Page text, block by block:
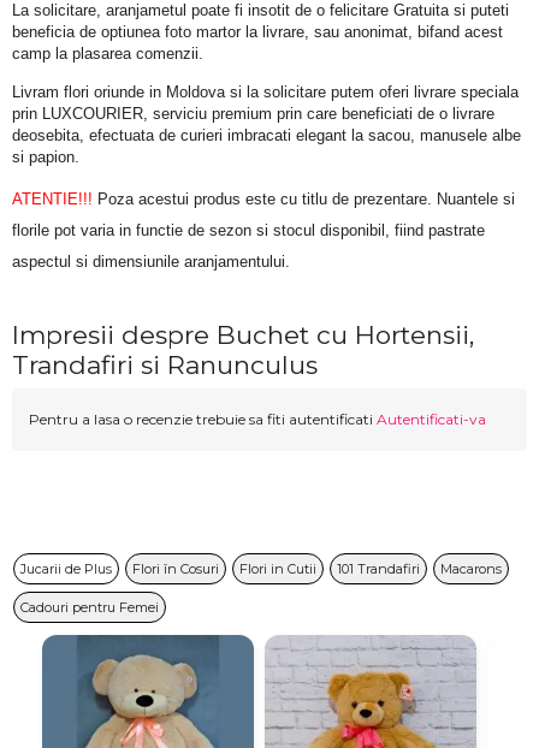
La solicitare, aranjametul poate fi insotit de o felicitare Gratuita si puteti
beneficia de optiunea foto martor la livrare, sau anonimat, bifand acest
camp la plasarea comenzii.
Livram flori oriunde in Moldova si la solicitare putem oferi livrare speciala
prin LUXCOURIER, serviciu premium prin care beneficiati de o livrare
deosebita, efectuata de curieri imbracati elegant la sacou, manusele albe
si papion.
ATENTIE!!! Poza acestui produs este cu titlu de prezentare. Nuantele si
florile pot varia in functie de sezon si stocul disponibil, fiind pastrate
aspectul si dimensiunile aranjamentului.
Impresii despre Buchet cu Hortensii,
Trandafiri si Ranunculus
Pentru a lasa o recenzie trebuie sa fiti autentificati Autentificati-va
Jucarii de Plus Flori în Cosuri Flori in Cutii 101 Trandafiri Macarons
Cadouri pentru Femei